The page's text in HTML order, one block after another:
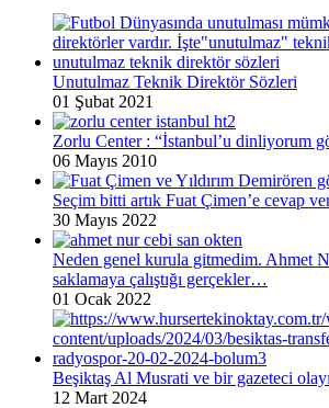
Unutulmaz Teknik Direktör Sözleri
01 Şubat 2021
Zorlu Center : “İstanbul’u dinliyorum
06 Mayıs 2010
Seçim bitti artık Fuat Çimen’e cevap
30 Mayıs 2022
Neden genel kurula gitmedim. Ahmet
saklamaya çalıştığı gerçekler…
01 Ocak 2022
Beşiktaş Al Musrati ve bir gazeteci olayı
12 Mart 2024